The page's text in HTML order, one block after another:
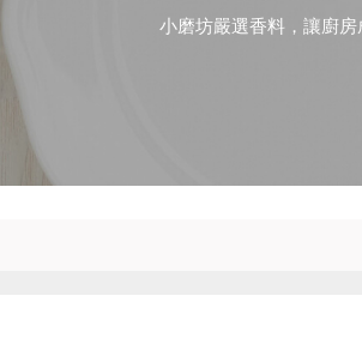
小磨坊嚴選香料，讓廚